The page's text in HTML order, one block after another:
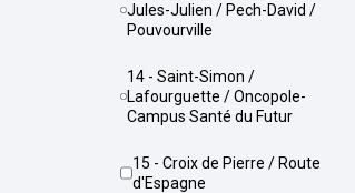
Jules-Julien / Pech-David /
Pouvourville
14 - Saint-Simon /
Lafourguette / Oncopole-
Campus Santé du Futur
15 - Croix de Pierre / Route
d'Espagne